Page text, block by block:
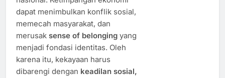
dapat menimbulkan konflik sosial,
memecah masyarakat, dan
merusak sense of belonging yang
menjadi fondasi identitas. Oleh
karena itu, kekayaan harus
dibarengi dengan keadilan sosial,